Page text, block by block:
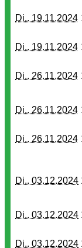
Di.. 19.11.2024
Di.. 19.11.2024
Di.. 26.11.2024
Di.. 26.11.2024
Di.. 26.11.2024
Di.. 03.12.2024
Di.. 03.12.2024
Di.. 03.12.2024